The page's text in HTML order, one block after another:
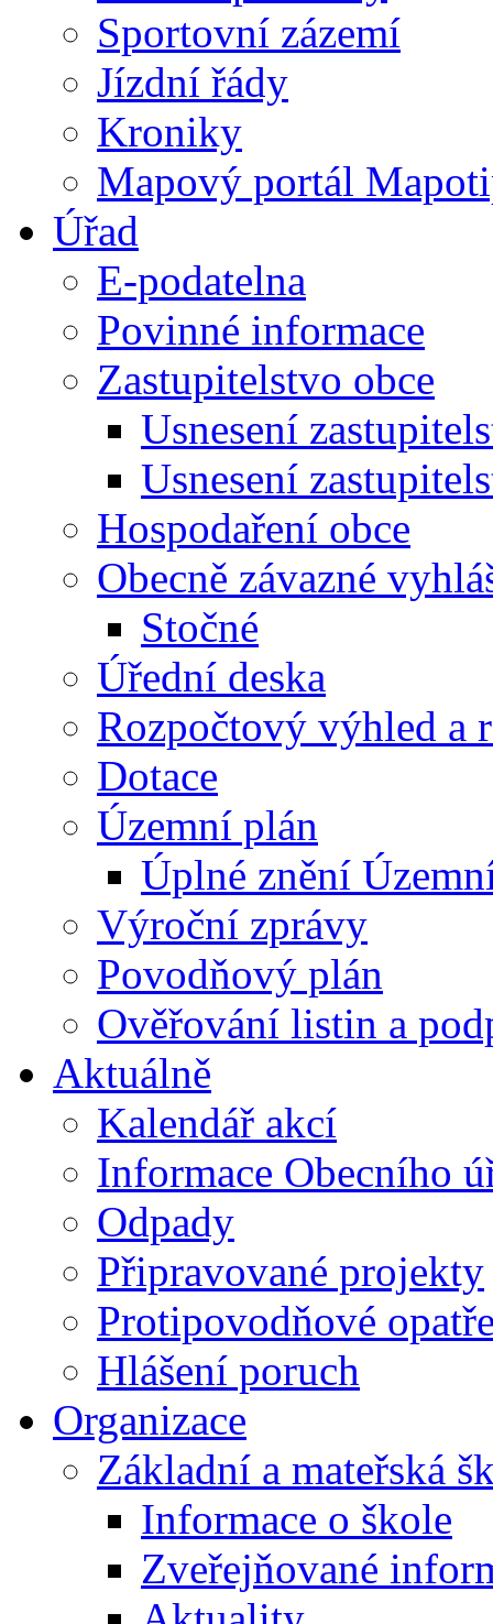
Sportovní zázemí
Jízdní řády
Kroniky
Mapový portál
Úřad
E-podatelna
Povinné informace
Zastupitelstvo obce
Usnesení
Usnesení
Hospodaření obce
Obecně závazné
Stočné
Úřední deska
Rozpočtový výhled a
Dotace
Územní plán
Úplné znění
Výroční zprávy
Povodňový plán
Ověřování listin a
Aktuálně
Kalendář akcí
Informace Obecního
Odpady
Připravované projekty
Protipovodňové
Hlášení poruch
Organizace
Základní a mateřská
Informace o škole
Zveřejňované